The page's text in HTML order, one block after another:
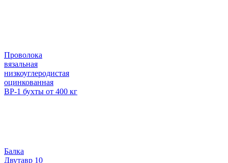
Проволока
вязальная
низкоуглеродистая
оцинкованная
ВР-1 бухты от 400 кг
Балка
Двутавр 10